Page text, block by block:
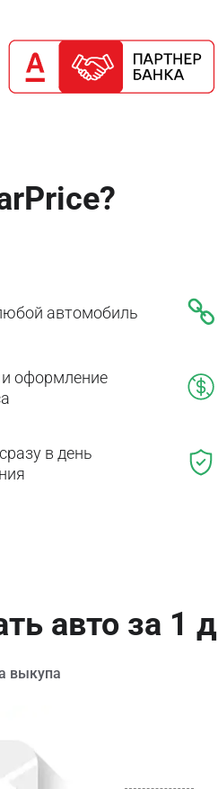
автомобиль
оформление
в день
авто за 1
выкупа